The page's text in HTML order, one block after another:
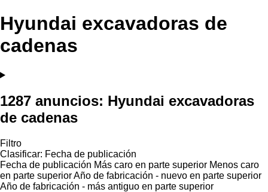
Hyundai excavadoras de
cadenas
1287 anuncios: Hyundai excavadoras
de cadenas
Filtro
Clasificar: Fecha de publicación
Fecha de publicación Más caro en parte superior Menos caro
en parte superiorAño de fabricación - nuevo en parte superior
Año de fabricación - más antiguo en parte superior